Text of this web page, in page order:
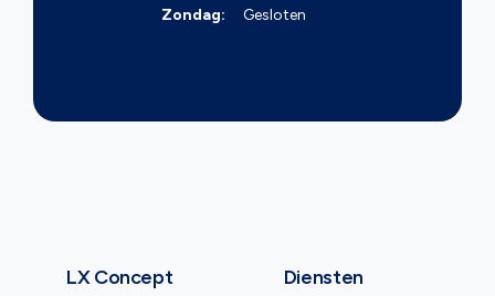
Zondag:
Gesloten
LX Concept Diensten